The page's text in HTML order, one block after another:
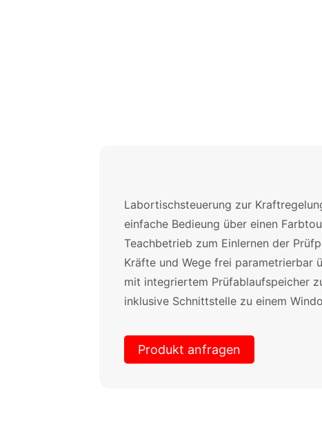
Labortischsteuerung zur
einfache Bedieung über einen
Teachbetrieb zum Einlernen der
Kräfte und Wege frei parametrierbar
mit integriertem Prüfablaufspeicher
inklusive Schnittstelle zu einem
Produkt anfragen